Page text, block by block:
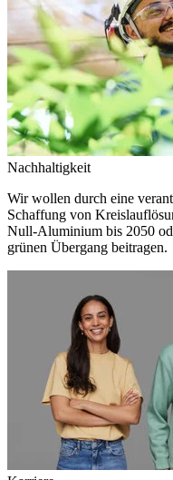
Nachhaltigkeit
Wir wollen durch eine
Schaffung von
Null-Aluminium bis 2050
grünen Übergang beitragen.